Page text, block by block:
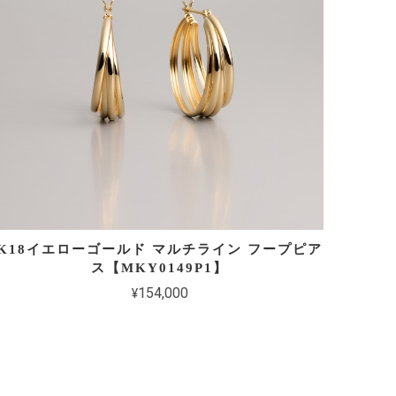
イエローゴールド マルチライン フープピア
ス【MKY0149P1】
¥154,000